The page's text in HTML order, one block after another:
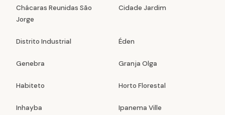
Chácaras Reunidas São
Jorge
Cidade Jardim
Distrito Industrial Éden
Genebra Granja Olga
Habiteto Horto Florestal
Inhayba Ipanema Ville